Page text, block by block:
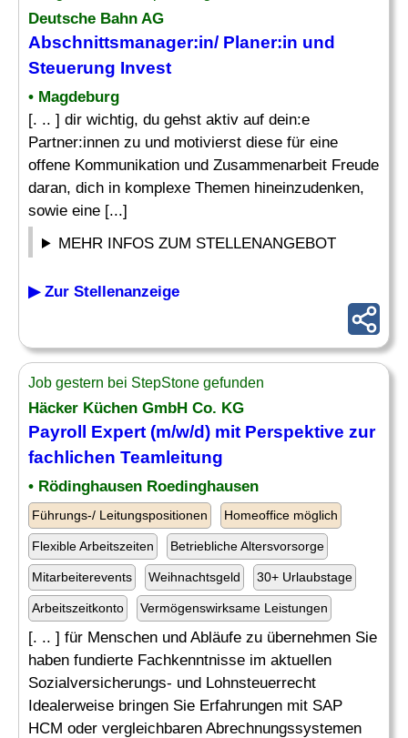
Deutsche Bahn AG
Abschnittsmanager:in/ Planer:in und
Steuerung Invest
• Magdeburg
[. .. ] dir wichtig, du gehst aktiv auf dein:e
Partner:innen zu und motivierst diese für eine
offene Kommunikation und Zusammenarbeit Freude
daran, dich in komplexe Themen hineinzudenken,
sowie eine [...]
MEHR INFOS ZUM STELLENANGEBOT
▶ Zur Stellenanzeige
Job gestern bei StepStone gefunden
Häcker Küchen GmbH Co. KG
Payroll Expert (m/w/d) mit Perspektive zur
fachlichen Teamleitung
• Rödinghausen Roedinghausen
Führungs-/ Leitungspositionen Homeoffice möglich
Flexible Arbeitszeiten Betriebliche Altersvorsorge
Mitarbeiterevents Weihnachtsgeld 30+ Urlaubstage
Arbeitszeitkonto Vermögenswirksame Leistungen
[. .. ] für Menschen und Abläufe zu übernehmen Sie
haben fundierte Fachkenntnisse im aktuellen
Sozialversicherungs- und Lohnsteuerrecht
Idealerweise bringen Sie Erfahrungen mit SAP
HCM oder vergleichbaren Abrechnungssystemen